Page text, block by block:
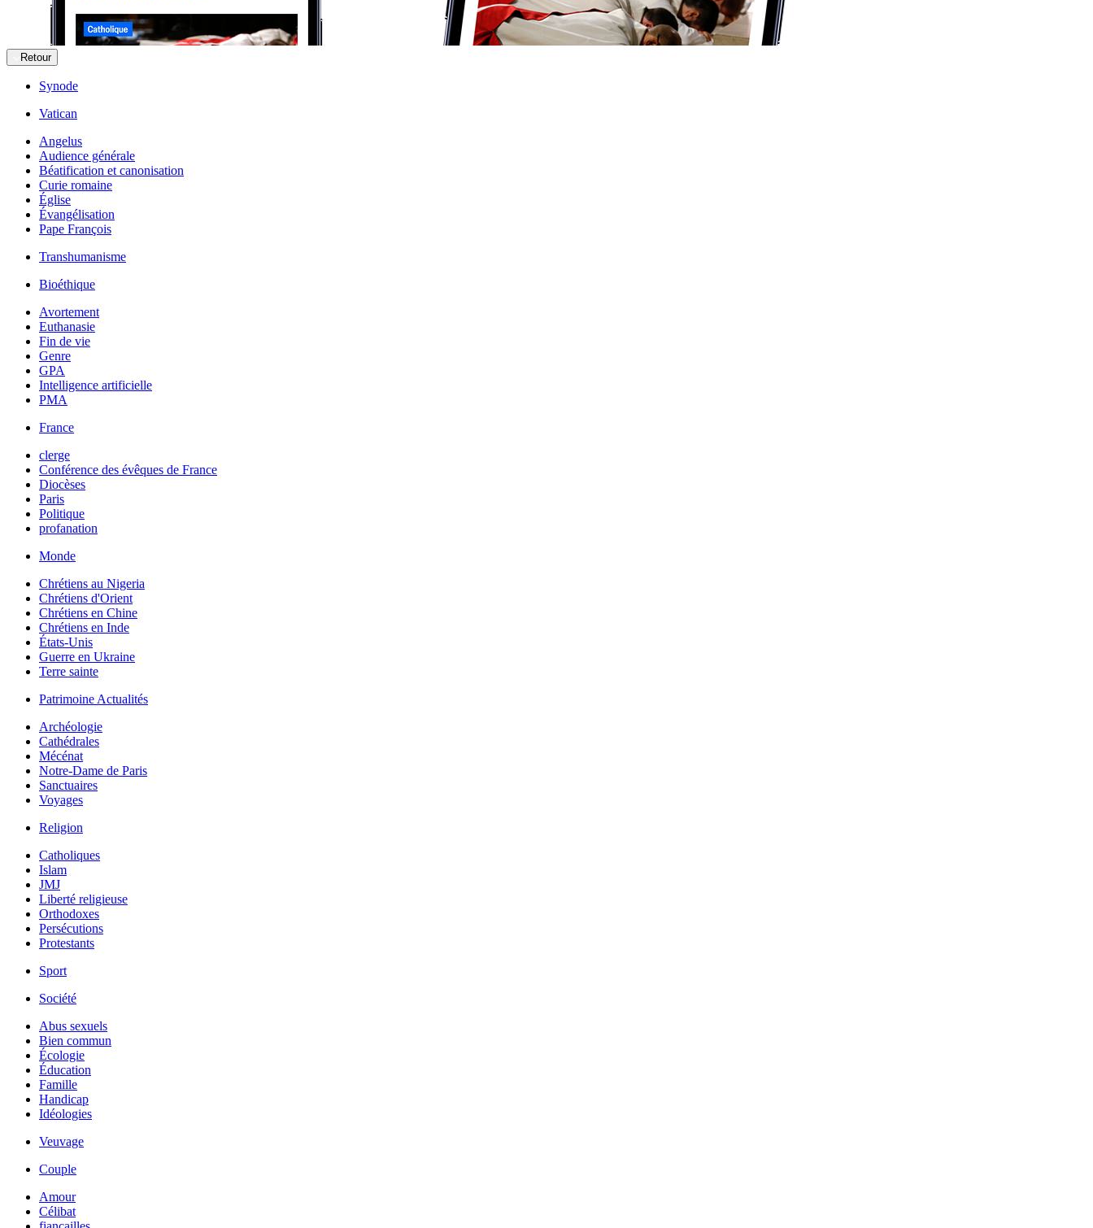
Retour
Synode
Vatican
Angelus
Audience générale
Béatification et canonisation
Curie romaine
Église
Évangélisation
Pape François
Transhumanisme
Bioéthique
Avortement
Euthanasie
Fin de vie
Genre
GPA
Intelligence artificielle
PMA
France
clerge
Conférence des évêques de France
Diocèses
Paris
Politique
profanation
Monde
Chrétiens au Nigeria
Chrétiens d'Orient
Chrétiens en Chine
Chrétiens en Inde
États-Unis
Guerre en Ukraine
Terre sainte
Patrimoine Actualités
Archéologie
Cathédrales
Mécénat
Notre-Dame de Paris
Sanctuaires
Voyages
Religion
Catholiques
Islam
JMJ
Liberté religieuse
Orthodoxes
Persécutions
Protestants
Sport
Société
Abus sexuels
Bien commun
Écologie
Éducation
Famille
Handicap
Idéologies
Veuvage
Couple
Amour
Célibat